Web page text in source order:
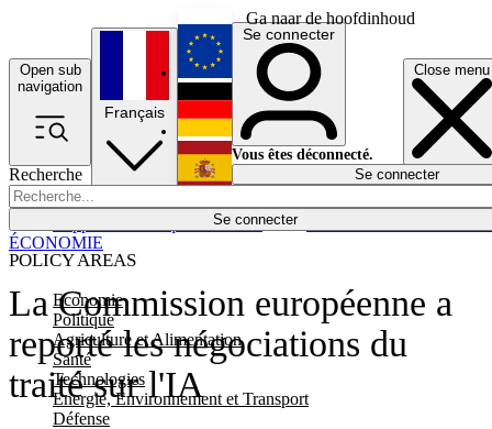
Ga naar de hoofdinhoud
Open sub
navigation
Close menu
Recherche
Se connecter
POLICY AREAS
Economie
Politique
Agriculture et Alimentation
Santé
Technologies
Energie, Environnement et Transport
Défense
Économie
Français
English
Deutsch
Español
Se connecter
Vous êtes déconnecté.
Se connecter
La Commission européenne a
reporté les négociations du
traité sur l'IA
ÉCONOMIE